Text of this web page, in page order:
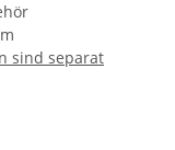
sind separat